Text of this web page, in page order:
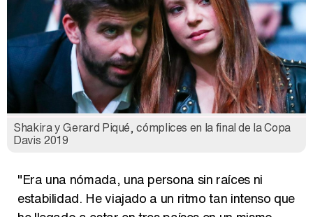
Shakira y Gerard Piqué, cómplices en la final de la Copa
Davis 2019
"Era una nómada, una persona sin raíces ni
estabilidad. He viajado a un ritmo tan intenso que